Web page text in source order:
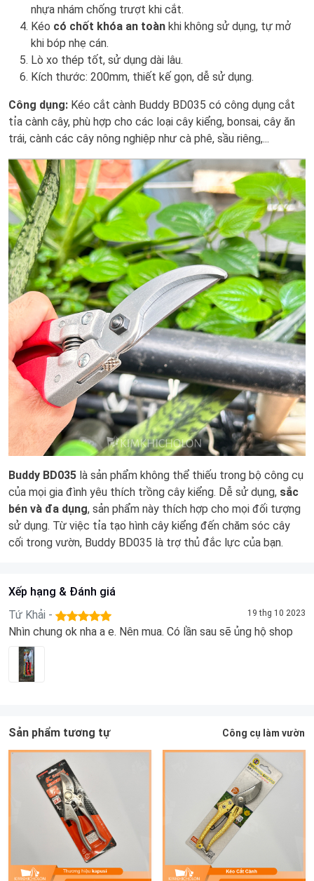
nhựa nhám chống trượt khi cắt.
Kéo có chốt khóa an toàn khi không sử dụng, tự mở
khi bóp nhẹ cán.
Lò xo thép tốt, sử dụng dài lâu.
Kích thước: 200mm, thiết kế gọn, dễ sử dụng.
Công dụng: Kéo cắt cành Buddy BD035 có công dụng cắt
tỉa cành cây, phù hợp cho các loại cây kiểng, bonsai, cây ăn
trái, cành các cây nông nghiệp như cà phê, sầu riêng,...
Buddy BD035 là sản phẩm không thể thiếu trong bộ công cụ
của mọi gia đình yêu thích trồng cây kiểng. Dễ sử dụng, sắc
bén và đa dụng, sản phẩm này thích hợp cho mọi đối tượng
sử dụng. Từ việc tỉa tạo hình cây kiểng đến chăm sóc cây
cối trong vườn, Buddy BD035 là trợ thủ đắc lực của bạn.
Xếp hạng & Đánh giá
Tứ Khải -
19 thg 10 2023
Nhìn chung ok nha a e. Nên mua. Có lần sau sẽ ủng hộ shop
Sản phẩm tương tự Công cụ làm vườn